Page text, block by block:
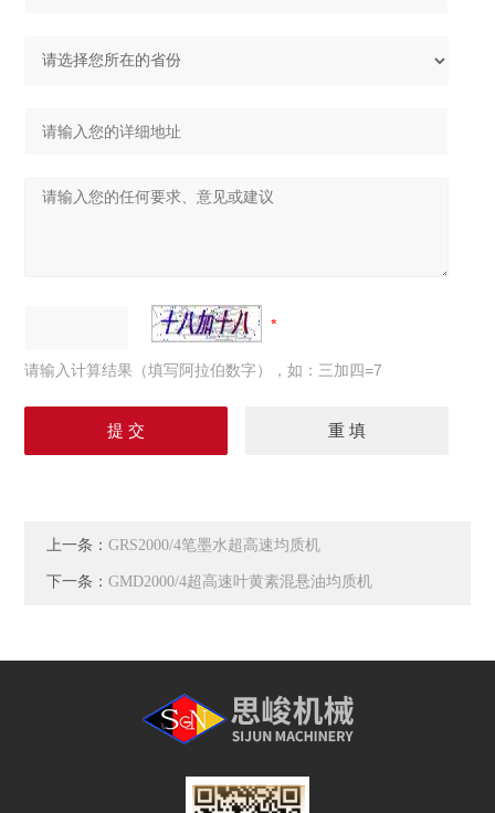
请输入计算结果（填写阿拉伯数字），如：三加四=7
上一条：GRS2000/4笔墨水超高速均质机
下一条：GMD2000/4超高速叶黄素混悬油均质机